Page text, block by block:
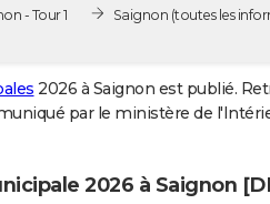
- Tour 1
Saignon (toutes les
2026 à Saignon est publié.
par le ministère de
2026 à Saignon